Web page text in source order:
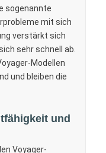
sogenannte
mit sich
verstärkt sich
sehr schnell ab.
Modellen
und bleiben die
und
Voyager-